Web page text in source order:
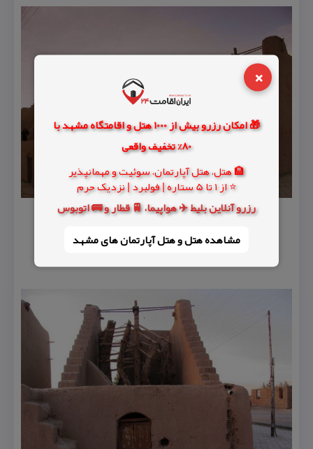
×
🎁 امکان رزرو بیش از 1000 هتل و اقامتگاه مشهد با
80% تخفیف واقعی
🏨 هتل، هتل آپارتمان، سوئیت و مهمانپذیر
⭐ از 1 تا 5 ستاره | فولبرد | نزدیک حرم
رزرو آنلاین بلیط ✈️ هواپیما، 🚆 قطار و 🚌 اتوبوس
مشاهده هتل و هتل‌ آپارتمان های مشهد